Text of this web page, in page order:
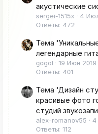
акустические
sergei-1515x
4
Ответы: 472
Тема
легендарные
gogol
19 Июн 2019
Ответы: 401
Тема 'Дизайн
красивые фото
студий
alex-romanov55
4
Ответы: 112